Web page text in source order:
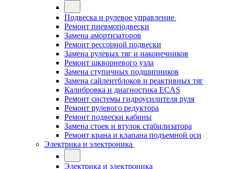
Подвеска и рулевое управление
Ремонт пневмоподвески
Замена амортизаторов
Ремонт рессорной подвески
Замена рулевых тяг и наконечников
Ремонт шкворневого узла
Замена ступичных подшипников
Замена сайлентблоков и реактивных тяг
Калибровка и диагностика ECAS
Ремонт системы гидроусилителя руля
Ремонт рулевого редуктора
Ремонт подвески кабины
Замена стоек и втулок стабилизатора
Ремонт крана и клапана подъемной оси
Электрика и электроника
Электрика и электроника